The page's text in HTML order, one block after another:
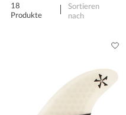
18
Produkte
Sortieren
nach